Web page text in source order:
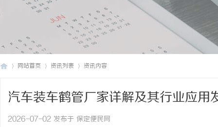
网站首页 资讯列表 资讯内容
汽车装车鹤管厂家详解及其行业应用
2026-07-02 发布于 保定便民网